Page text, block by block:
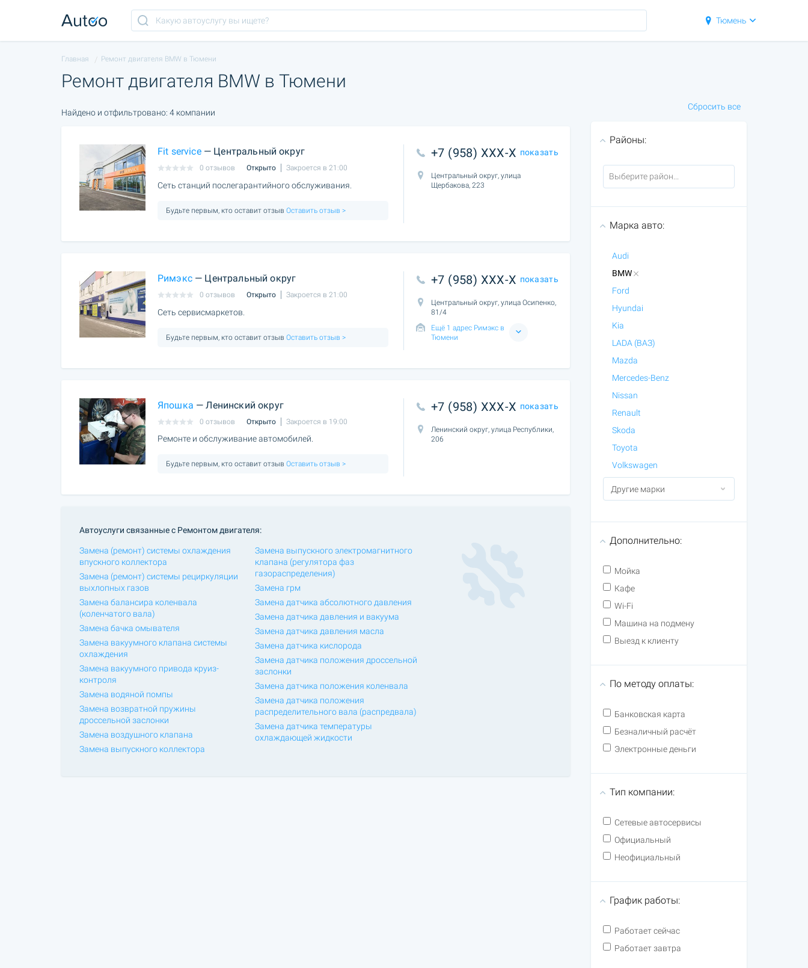
Тюмень
Главная Ремонт двигателя BMW в Тюмени
Ремонт двигателя BMW в Тюмени
Найдено и отфильтровано: 4 компании
Fit service— Центральный округ
0 отзывов Открыто Закроется в 21:00
Сеть станций послегарантийного обслуживания.
Будьте первым, кто оставит отзыв Оставить отзыв >
+7 (958) XXX-X показать
Центральный округ, улица
Щербакова, 223
Римэкс— Центральный округ
0 отзывов Открыто Закроется в 21:00
Сеть сервисмаркетов.
Будьте первым, кто оставит отзыв Оставить отзыв >
+7 (958) XXX-X показать
Центральный округ, улица Осипенко,
81/4
Ещё 1 адрес Римэкс в
Тюмени
Япошка — Ленинский округ
0 отзывов Открыто Закроется в 19:00
Ремонте и обслуживание автомобилей.
Будьте первым, кто оставит отзыв Оставить отзыв >
+7 (958) XXX-X показать
Ленинский округ, улица Республики,
206
Автоуслуги связанные с Ремонтом двигателя:
Замена (ремонт) системы охлаждения
впускного коллектора
Замена (ремонт) системы рециркуляции
выхлопных газов
Замена балансира коленвала
(коленчатого вала)
Замена бачка омывателя
Замена вакуумного клапана системы
охлаждения
Замена вакуумного привода круиз-
контроля
Замена водяной помпы
Замена возвратной пружины
дроссельной заслонки
Замена воздушного клапана
Замена выпускного коллектора
Замена выпускного электромагнитного
клапана (регулятора фаз
газораспределения)
Замена грм
Замена датчика абсолютного давления
Замена датчика давления и вакуума
Замена датчика давления масла
Замена датчика кислорода
Замена датчика положения дроссельной
заслонки
Замена датчика положения коленвала
Замена датчика положения
распределительного вала (распредвала)
Замена датчика температуры
охлаждающей жидкости
Сбросить все
Районы:
Марка авто:
Audi
BMW
Ford
Hyundai
Kia
LADA (ВАЗ)
Mazda
Mercedes-Benz
Nissan
Renault
Skoda
Toyota
Volkswagen
Дополнительно:
Мойка
Кафе
Wi-Fi
Машина на подмену
Выезд к клиенту
По методу оплаты:
Банковская карта
Безналичный расчёт
Электронные деньги
Тип компании:
Сетевые автосервисы
Официальный
Неофициальный
График работы:
Работает сейчас
Работает завтра